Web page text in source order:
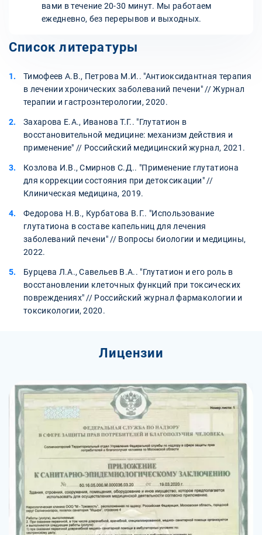
вами в течение 20-30 минут. Мы работаем
ежедневно, без перерывов и выходных.
Список литературы
Тимофеев А.В., Петрова М.И.. "Антиоксидантная терапия
в лечении хронических заболеваний печени" // Журнал
терапии и гастроэнтерологии, 2020.
Захарова Е.А., Иванова Т.Г.. "Глутатион в
восстановительной медицине: механизм действия и
применение" // Российский медицинский журнал, 2021.
Козлова И.В., Смирнов С.Д.. "Применение глутатиона
для коррекции состояния при детоксикации" //
Клиническая медицина, 2019.
Федорова Н.В., Курбатова В.Г.. "Использование
глутатиона в составе капельниц для лечения
заболеваний печени" // Вопросы биологии и медицины,
2022.
Бурцева Л.А., Савельев В.А.. "Глутатион и его роль в
восстановлении клеточных функций при токсических
повреждениях" // Российский журнал фармакологии и
токсикологии, 2020.
Лицензии